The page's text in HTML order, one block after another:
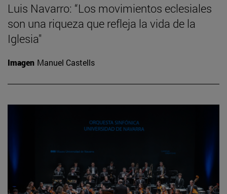
Luis Navarro: “Los movimientos eclesiales
son una riqueza que refleja la vida de la
Iglesia"
Imagen Manuel Castells